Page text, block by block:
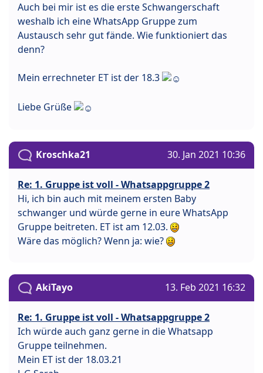
Auch bei mir ist es die erste Schwangerschaft
weshalb ich eine WhatsApp Gruppe zum
Austausch sehr gut fände. Wie funktioniert das
denn?
Mein errechneter ET ist der 18.3
Liebe Grüße
Kroschka21 30. Jan 2021 10:36
Re: 1. Gruppe ist voll - Whatsappgruppe 2
Hi, ich bin auch mit meinem ersten Baby
schwanger und würde gerne in eure WhatsApp
Gruppe beitreten. ET ist am 12.03.
Wäre das möglich? Wenn ja: wie?
AkiTayo 13. Feb 2021 16:32
Re: 1. Gruppe ist voll - Whatsappgruppe 2
Ich würde auch ganz gerne in die Whatsapp
Gruppe teilnehmen.
Mein ET ist der 18.03.21